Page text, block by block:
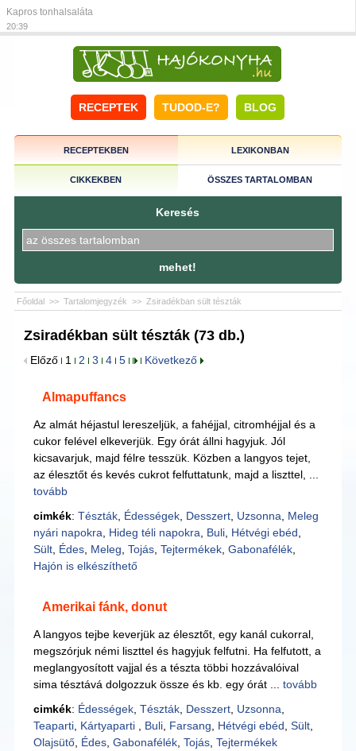
Kapros tonhalsaláta
20:39
RECEPTEK TUDOD-E? BLOG
RECEPTEKBEN LEXIKONBAN
CIKKEKBEN ÖSSZES TARTALOMBAN
Keresés
mehet!
Főoldal >> Tartalomjegyzék >> Zsiradékban sült tészták
Zsiradékban sült tészták (73 db.)
Előző 1 2 3 4 5 Következő
Almapuffancs
Az almát héjastul lereszeljük, a fahéjjal, citromhéjjal és a
cukor felével elkeverjük. Egy órát állni hagyjuk. Jól
kicsavarjuk, majd félre tesszük. Közben a langyos tejet,
az élesztőt és kevés cukrot felfuttatunk, majd a liszttel, ...
tovább
cimkék: Tészták, Édességek, Desszert, Uzsonna
Meleg
nyári napokra
Hideg téli napokra Buli, Hétvégi ebéd
Sült, Édes, Meleg Tojás, Tejtermékek, Gabonafélék,
Hajón is elkészíthető
Amerikai fánk, donut
A langyos tejbe keverjük az élesztőt, egy kanál cukorral,
megszórjuk némi liszttel és hagyjuk felfutni. Ha felfutott, a
meglangyosított vajjal és a tészta többi hozzávalóival
sima tésztává dolgozzuk össze és kb. egy órát ... tovább
cimkék: Édességek, Tészták, Desszert, Uzsonna
Teaparti, Kártyaparti Buli, Farsang Hétvégi ebéd Sült,
Olajsütő, Édes, Gabonafélék, Tojás, Tejtermékek